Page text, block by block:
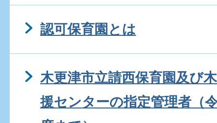
認可保育園とは
木更津市立請西保育園及び
援センターの指定管理者（